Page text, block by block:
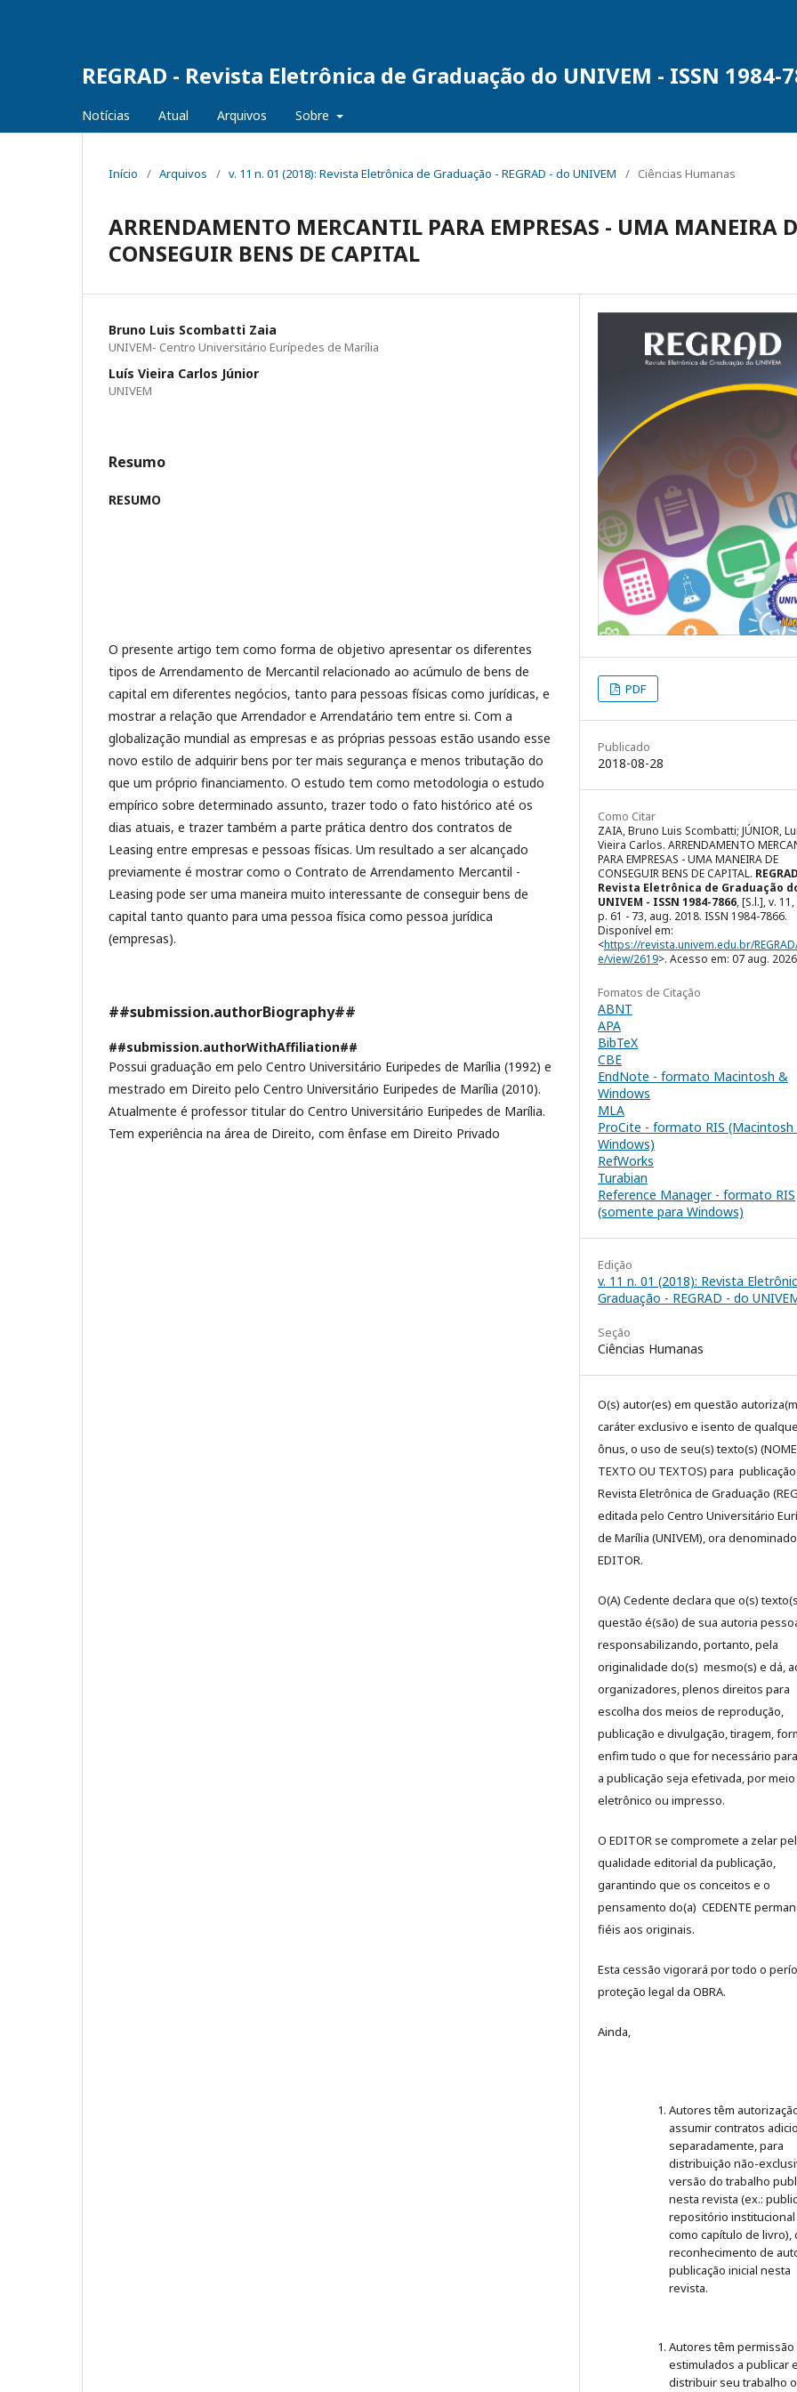
REGRAD - Revista Eletrônica de Graduação do UNIVEM - ISSN 1984-
Notícias Atual Arquivos Sobre
Início / Arquivos / v. 11 n. 01 (2018): Revista Eletrônica de Graduação - REGRAD - do UNIVEM / Ciências Humanas
ARRENDAMENTO MERCANTIL PARA EMPRESAS - UMA MANEIRA
CONSEGUIR BENS DE CAPITAL
Bruno Luis Scombatti Zaia
UNIVEM- Centro Universitário Eurípedes de Marília
Luís Vieira Carlos Júnior
UNIVEM
Resumo
RESUMO
O presente artigo tem como forma de objetivo apresentar os diferentes
tipos de Arrendamento de Mercantil relacionado ao acúmulo de bens de
capital em diferentes negócios, tanto para pessoas físicas como jurídicas, e
mostrar a relação que Arrendador e Arrendatário tem entre si. Com a
globalização mundial as empresas e as próprias pessoas estão usando esse
novo estilo de adquirir bens por ter mais segurança e menos tributação do
que um próprio financiamento. O estudo tem como metodologia o estudo
empírico sobre determinado assunto, trazer todo o fato histórico até os
dias atuais, e trazer também a parte prática dentro dos contratos de
Leasing entre empresas e pessoas físicas. Um resultado a ser alcançado
previamente é mostrar como o Contrato de Arrendamento Mercantil -
Leasing pode ser uma maneira muito interessante de conseguir bens de
capital tanto quanto para uma pessoa física como pessoa jurídica
(empresas).
##submission.authorBiography##
##submission.authorWithAffiliation##
Possui graduação em pelo Centro Universitário Euripedes de Marília (1992) e
mestrado em Direito pelo Centro Universitário Euripedes de Marília (2010).
Atualmente é professor titular do Centro Universitário Euripedes de Marília.
Tem experiência na área de Direito, com ênfase em Direito Privado
PDF
Publicado
2018-08-28
Como Citar
ZAIA, Bruno Luis Scombatti; JÚNIOR,
Vieira Carlos. ARRENDAMENTO
PARA EMPRESAS - UMA MANEIRA DE
CONSEGUIR BENS DE CAPITAL.
Revista Eletrônica de Graduação
UNIVEM - ISSN 1984-7866, [S.l.], v.
p. 61 - 73, aug. 2018. ISSN 1984-7866.
Disponível em:
<https://revista.univem.edu.br/
e/view/2619>. Acesso em: 07 aug.
Fomatos de Citação
ABNT
APA
BibTeX
CBE
EndNote - formato Macintosh &
Windows
MLA
ProCite - formato RIS
Windows)
RefWorks
Turabian
Reference Manager - formato RIS
(somente para Windows)
Edição
v. 11 n. 01 (2018): Revista
Graduação - REGRAD - do
Seção
Ciências Humanas
O(s) autor(es) em questão
caráter exclusivo e isento de
ônus, o uso de seu(s) texto(s)
TEXTO OU TEXTOS) para
Revista Eletrônica de Graduação
editada pelo Centro Universitário
de Marília (UNIVEM), ora denominado
EDITOR.
O(A) Cedente declara que o(s)
questão é(são) de sua autoria
responsabilizando, portanto, pela
originalidade do(s) mesmo(s) e dá,
organizadores, plenos direitos para
escolha dos meios de reprodução,
publicação e divulgação, tiragem,
enfim tudo o que for necessário
a publicação seja efetivada, por meio
eletrônico ou impresso.
O EDITOR se compromete a zelar
qualidade editorial da publicação,
garantindo que os conceitos e o
pensamento do(a) CEDENTE
fiéis aos originais.
Esta cessão vigorará por todo o
proteção legal da OBRA.
Ainda,
Autores têm
assumir contratos
separadamente, para
distribuição não-
versão do trabalho
nesta revista (ex.:
repositório institucional
como capítulo de livro),
reconhecimento de
publicação inicial nesta
revista.
Autores têm permissão
estimulados a publicar e
distribuir seu trabalho